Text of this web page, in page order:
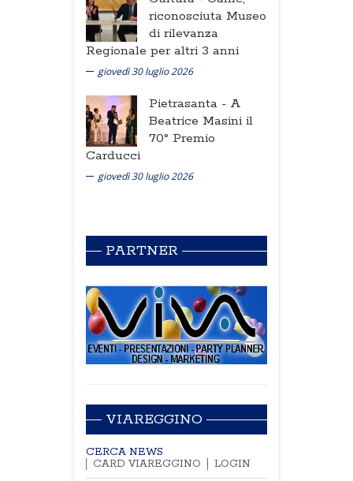
riconosciuta Museo
di rilevanza
Regionale per altri 3 anni
giovedì 30 luglio 2026
Pietrasanta - A
Beatrice Masini il
70° Premio
Carducci
giovedì 30 luglio 2026
PARTNER
VIAREGGINO
CERCA NEWS
CARD VIAREGGINO
LOGIN